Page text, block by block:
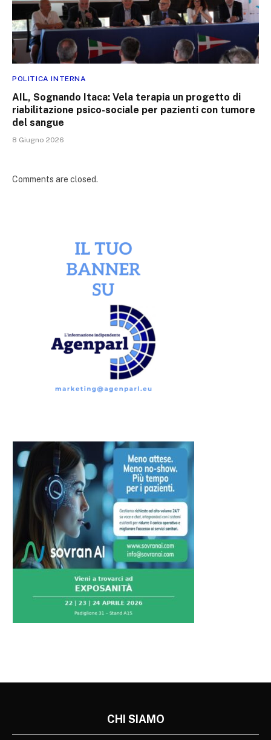
POLITICA INTERNA
AIL, Sognando Itaca: Vela terapia un progetto di
riabilitazione psico-sociale per pazienti con tumore
del sangue
8 Giugno 2026
Comments are closed.
CHI SIAMO